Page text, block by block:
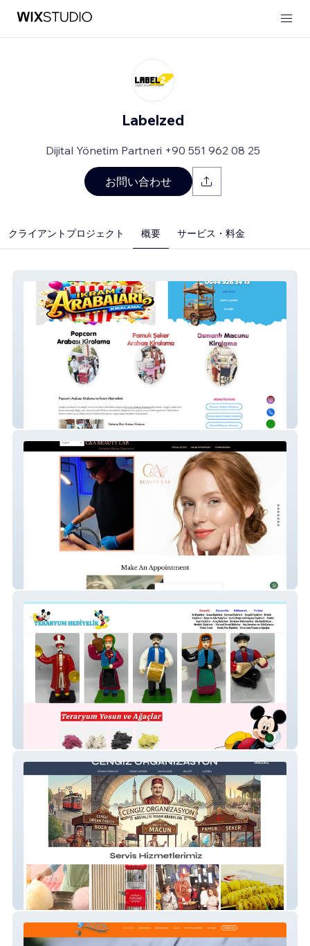
Labelzed
Dijital Yönetim Partneri +90 551 962 08 25
お問い合わせ
クライアントプロジェクト 概要 サービス・料金
İkram Arabaları Kiralama
C&A Beauty Lab
Teraryumhediyelik
Cengiz Organizasyon